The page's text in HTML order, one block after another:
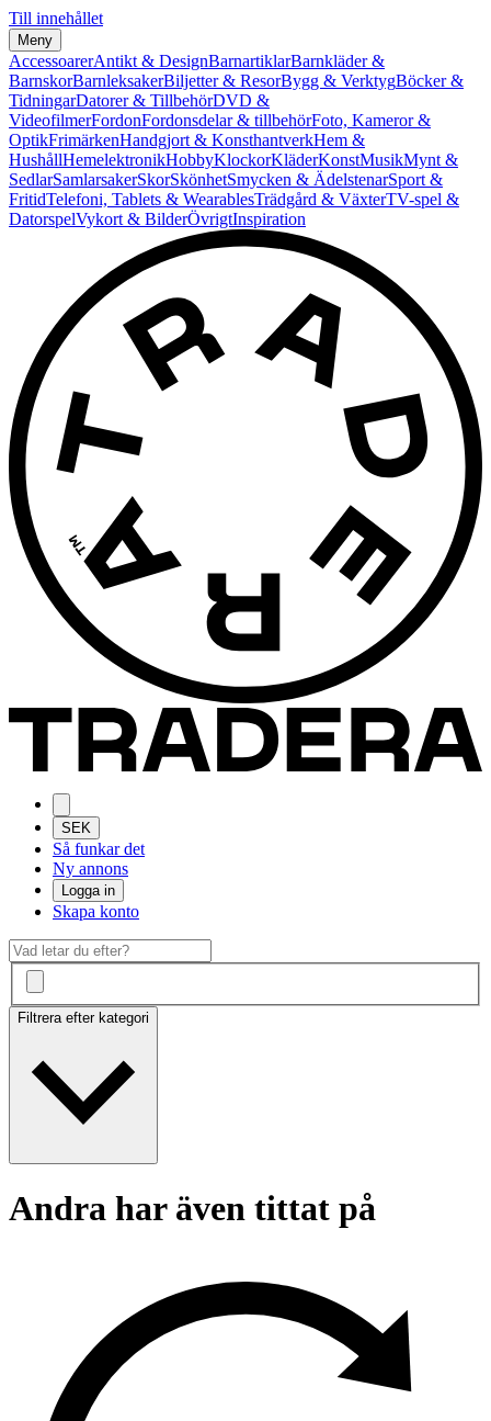
Till innehållet
Meny
AccessoarerAntikt & DesignBarnartiklarBarnkläder &
BarnskorBarnleksakerBiljetter & ResorBygg & VerktygBöcker &
TidningarDatorer & TillbehörDVD &
VideofilmerFordonFordonsdelar & tillbehörFoto, Kameror &
OptikFrimärkenHandgjort & KonsthantverkHem &
HushållHemelektronikHobbyKlockorKläderKonstMusikMynt &
SedlarSamlarsakerSkorSkönhetSmycken & ÄdelstenarSport &
FritidTelefoni, Tablets & WearablesTrädgård & VäxterTV-spel &
DatorspelVykort & BilderÖvrigtInspiration
SEK
Så funkar det
Ny annons
Logga in
Skapa konto
Filtrera efter kategori
Andra har även tittat på